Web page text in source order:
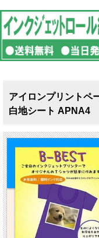
アイロンプリントペ
白地シート APNA4